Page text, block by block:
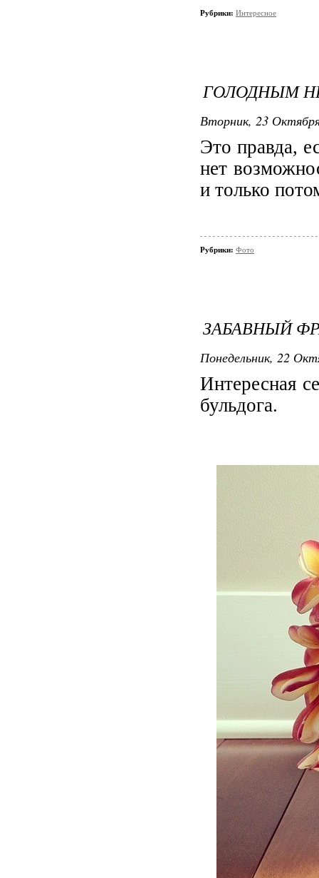
Рубрики: Интересное
ГОЛОДНЫМ
Вторник, 23
Это правда,
нет
и только
Рубрики: Фото
ЗАБАВНЫЙ
Понедельник, 22
Интересная
бульдога.